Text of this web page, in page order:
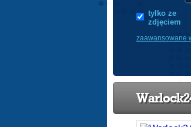
tylko ze
zdjęciem
zaawansowane